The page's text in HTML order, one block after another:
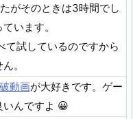
がそのときは3時間でし
います。
て試しているのですから
。
動画が大好きです。ゲー
いんですよ 😀